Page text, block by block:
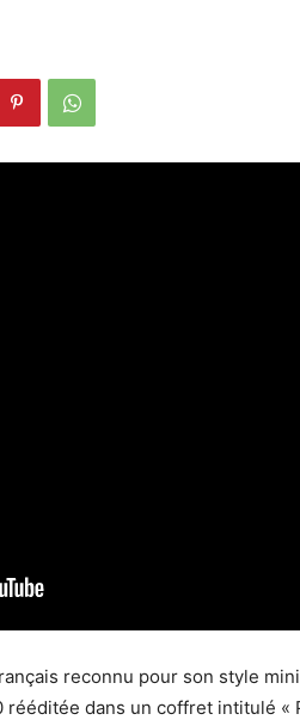
reconnu pour son style
rééditée dans un coffret intitulé «